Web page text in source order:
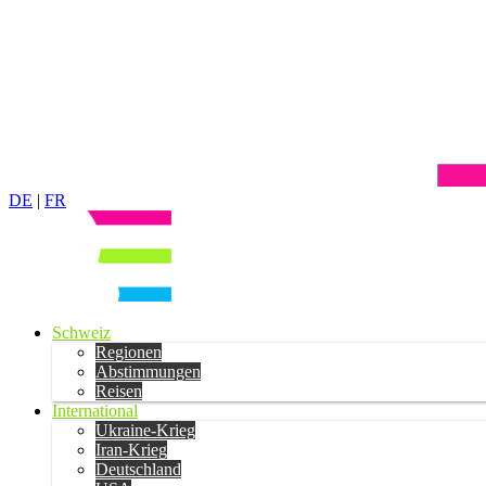
DE | FR
Schweiz
Regionen
Abstimmungen
Reisen
International
Ukraine-Krieg
Iran-Krieg
Deutschland